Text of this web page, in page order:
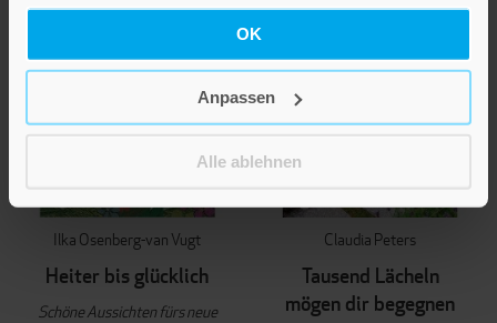
OK
Anpassen
Alle ablehnen
Ilka Osenberg-van Vugt
Heiter bis glücklich
Schöne Aussichten fürs neue
Claudia Peters
Tausend Lächeln
mögen dir begegnen